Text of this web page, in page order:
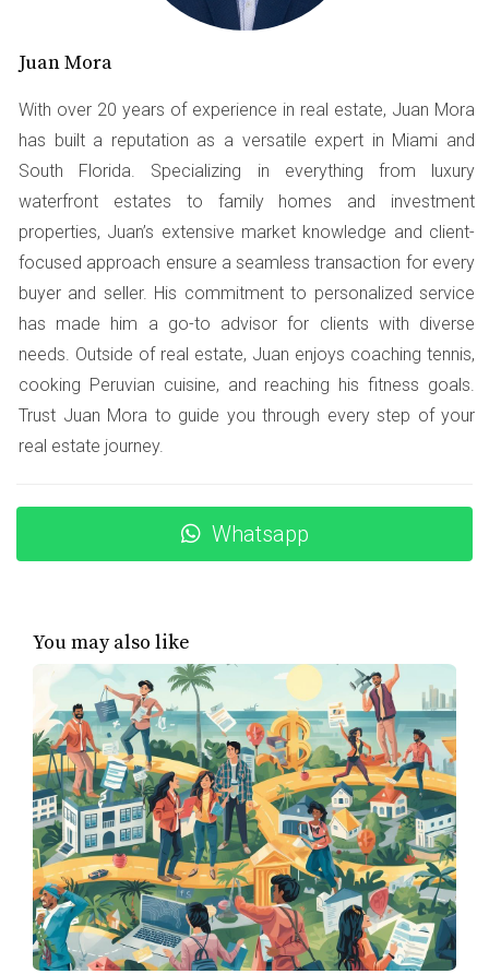
otra estrategia efectiva. Puedes hacerlo utilizando
aplicaciones financieras o simplemente llevando un
registro manual. Al categorizar tus gastos, podrás
identificar patrones y áreas donde podrías ahorrar. Por
ejemplo, si notas que gastas mucho en suscripciones que
no utilizas, este es un buen momento para cancelarlas.
Este tipo de análisis no solo te da control sobre tus
finanzas, sino que también te empodera al tomar
decisiones informadas.
Definir tus prioridades personales
Cada persona tiene diferentes prioridades y valores. Es
viajar? ¿Ahorrar para una casa? ¿O quizás invertir en
educación? Una vez que establezcas tus prioridades, será
más fácil decidir dónde gastar y dónde recortar.
Estudios de caso
Para ilustrar cómo estas estrategias pueden ser efectivas,
aquí hay tres estudios de caso de personas en Miami que
han logrado establecer prioridades de gasto
exitosamente.
Caso 1: Laura y su viaje a Europa
Laura soñaba con viajar a Europa desde que era
adolescente. Sin embargo, sus gastos mensuales estaban
descontrolados. Después de implementar el método
Juan Mora
With over 20 years of experience in real estate, Juan Mora
has built a reputation as a versatile expert in Miami and
South Florida. Specializing in everything from luxury
waterfront estates to family homes and investment
properties, Juan’s extensive market knowledge and client-
focused approach ensure a seamless transaction for every
buyer and seller. His commitment to personalized service
has made him a go-to advisor for clients with diverse
needs. Outside of real estate, Juan enjoys coaching tennis,
cooking Peruvian cuisine, and reaching his fitness goals.
Trust Juan Mora to guide you through every step of your
real estate journey.
Whatsapp
You may also like